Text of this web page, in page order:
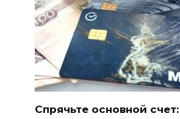
Спрячьте основной